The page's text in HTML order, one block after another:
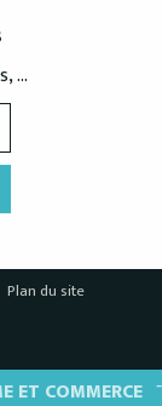
...
Plan du site
ET COMMERCE